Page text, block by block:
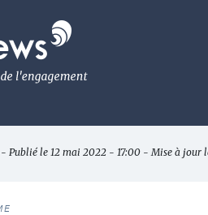
- Publié le 12 mai 2022 - 17:00 - Mise à jour